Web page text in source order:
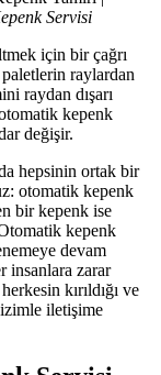
Servisi
için bir çağrı
paletlerin raylardan
raydan dışarı
kepenk
değişir.
hepsinin ortak bir
otomatik kepenk
bir kepenk ise
kepenk
devam
insanlara zarar
kırıldığı ve
iletişime